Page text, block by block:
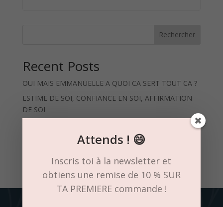
Rechercher
Recent Posts
OUI MAIS EMMANUELLE A QUOI CA SERT TOUT CA ?
ESTIME DE SOI, CONFIANCE EN SOI, AFFIRMATION
DE SOI
Recent Comments
Attends ! 😄
Inscris toi à la newsletter et
obtiens une remise de 10 % SUR
TA PREMIERE commande !